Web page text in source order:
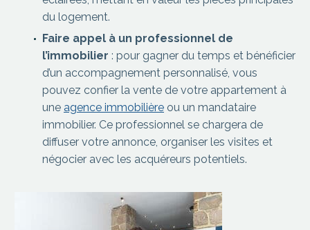
du logement.
Faire appel à un professionnel de
l’immobilier : pour gagner du temps et bénéficier
d’un accompagnement personnalisé, vous
pouvez confier la vente de votre appartement à
une agence immobilière ou un mandataire
immobilier. Ce professionnel se chargera de
diffuser votre annonce, organiser les visites et
négocier avec les acquéreurs potentiels.